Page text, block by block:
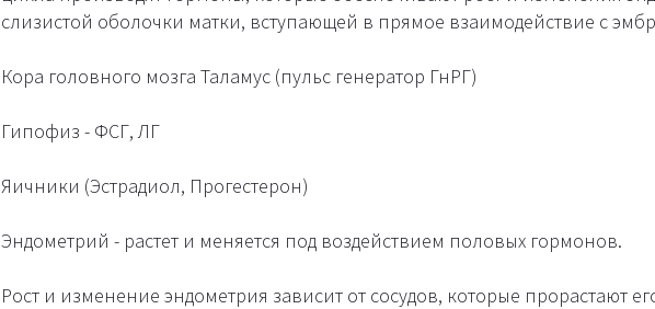
слизистой оболочки матки, вступающей в прямое взаимодействие с
Кора головного мозга Таламус (пульс генератор ГнРГ)
Гипофиз - ФСГ, ЛГ
Яичники (Эстрадиол, Прогестерон)
Эндометрий - растет и меняется под воздействием половых гормонов.
Рост и изменение эндометрия зависит от сосудов, которые прорастают